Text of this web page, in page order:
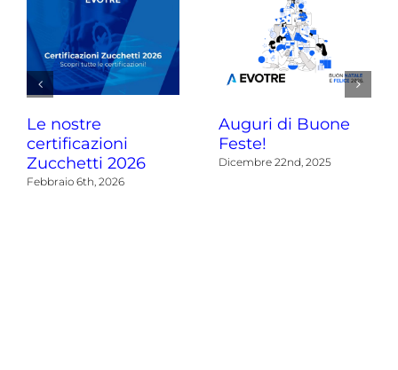
Le nostre
certificazioni
Zucchetti 2026
Febbraio 6th, 2026
Auguri di Buone
Feste!
Dicembre 22nd, 2025